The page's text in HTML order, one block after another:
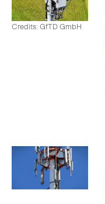
Credits: GfTD GmbH